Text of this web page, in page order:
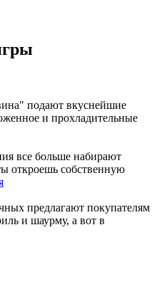
подают вкуснейшие
и прохладительные
все больше набирают
откроешь собственную
предлагают покупателям
и шаурму, а вот в